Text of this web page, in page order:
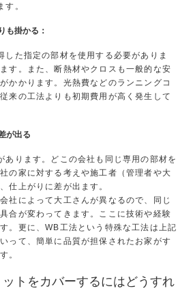
す。
も掛かる：
した指定の部材を使用する必要がありま
す。また、断熱材やクロスも一般的な安
かかります。光熱費などのランニングコ
来の工法よりも初期費用が高く発生して
が出る
あります。どこの会社も同じ専用の部材を
の家に対する考えや施工者（管理者や大
仕上がりに差が出ます。
社によって大工さんが異なるので、同じ
合が変わってきます。ここに技術や経験
。更に、WB工法という特殊な工法は上記
って、簡単に品質が担保されたお家がす
。
トをカバーするにはどうすれ